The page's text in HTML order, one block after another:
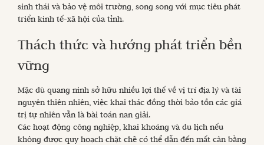
sinh thái và bảo vệ môi trường, song song với mục tiêu phát
triển kinh tế-xã hội của tỉnh.
Thách thức và hướng phát triển bền
vững
Mặc dù quang ninh sở hữu nhiều lợi thế về vị trí địa lý và tài
nguyên thiên nhiên, việc khai thác đồng thời bảo tồn các giá
trị tự nhiên vẫn là bài toán nan giải.
Các hoạt động công nghiệp, khai khoáng và du lịch nếu
không được quy hoạch chặt chẽ có thể dẫn đến mất cân bằng